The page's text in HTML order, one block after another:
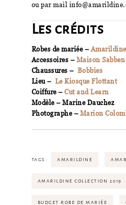
ou par mail
Les crédits
Robes de mariée –Amarildine
Accessoires –Maison Sabben
Chaussures – Bobbies
Lieu – Le Kiosque Flottant
Coiffure –Cut and Learn
Modèle – Marine Dauchez
Photographe –Marion
TAGS: AMARILDINE
AMARILDINE COLLECTION 2019
BUDGET ROBE DE MARIÉE